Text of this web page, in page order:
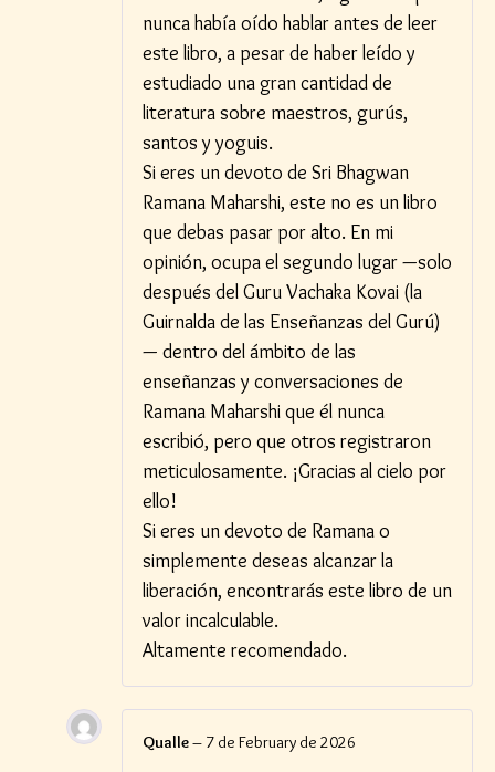
nunca había oído hablar antes de leer
este libro, a pesar de haber leído y
estudiado una gran cantidad de
literatura sobre maestros, gurús,
santos y yoguis.
Si eres un devoto de Sri Bhagwan
Ramana Maharshi, este no es un libro
que debas pasar por alto. En mi
opinión, ocupa el segundo lugar —solo
después del Guru Vachaka Kovai (la
Guirnalda de las Enseñanzas del Gurú)
— dentro del ámbito de las
enseñanzas y conversaciones de
Ramana Maharshi que él nunca
escribió, pero que otros registraron
meticulosamente. ¡Gracias al cielo por
ello!
Si eres un devoto de Ramana o
simplemente deseas alcanzar la
liberación, encontrarás este libro de un
valor incalculable.
Altamente recomendado.
Qualle– 7 de February de 2026